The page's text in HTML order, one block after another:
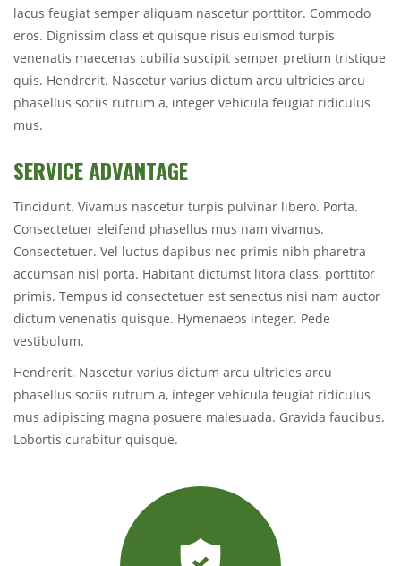
lacus feugiat semper aliquam nascetur porttitor. Commodo
eros. Dignissim class et quisque risus euismod turpis
venenatis maecenas cubilia suscipit semper pretium tristique
quis. Hendrerit. Nascetur varius dictum arcu ultricies arcu
phasellus sociis rutrum a, integer vehicula feugiat ridiculus
mus.
SERVICE ADVANTAGE
Tincidunt. Vivamus nascetur turpis pulvinar libero. Porta.
Consectetuer eleifend phasellus mus nam vivamus.
Consectetuer. Vel luctus dapibus nec primis nibh pharetra
accumsan nisl porta. Habitant dictumst litora class, porttitor
primis. Tempus id consectetuer est senectus nisi nam auctor
dictum venenatis quisque. Hymenaeos integer. Pede
vestibulum.
Hendrerit. Nascetur varius dictum arcu ultricies arcu
phasellus sociis rutrum a, integer vehicula feugiat ridiculus
mus adipiscing magna posuere malesuada. Gravida faucibus.
Lobortis curabitur quisque.